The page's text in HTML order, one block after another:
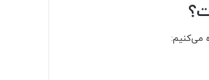
می‌کنیم: